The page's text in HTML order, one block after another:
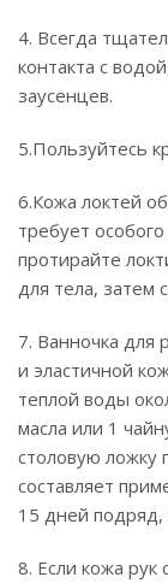
4. Всегда
контакта с
заусенцев.
5.Пользуйтесь
6.Кожа локтей
требует
протирайте
для тела, затем
7. Ванночка для
и эластичной
теплой воды
масла или 1
столовую ложку
составляет
15 дней подряд,
8. Если кожа